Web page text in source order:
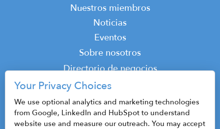
Nuestros miembros
Noticias
Eventos
Top
Sobre nosotros
Directorio de negocios
Podcast
Contacto
Your Privacy Choices
We use optional analytics and marketing technologies
from Google, LinkedIn and HubSpot to understand
website use and measure our outreach. You may accept